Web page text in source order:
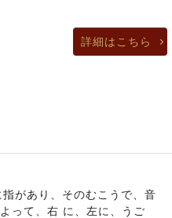
詳細はこちら
があり、そのむこうで、音
って、右 に、左に、うご